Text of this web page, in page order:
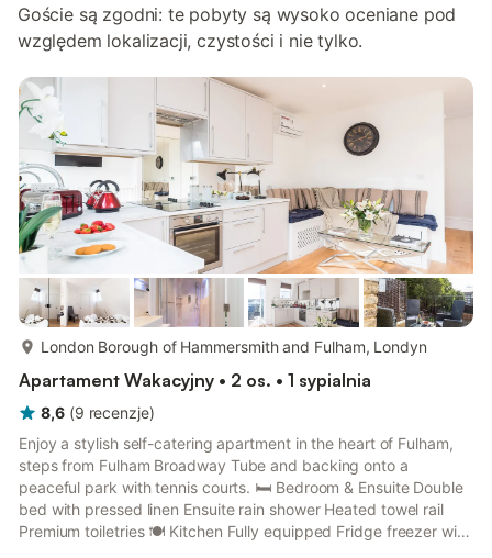
Goście są zgodni: te pobyty są wysoko oceniane pod
względem lokalizacji, czystości i nie tylko.
więcej...
London Borough of Hammersmith and Fulham, Londyn
Apartament Wakacyjny • 2 os. • 1 sypialnia
8,6 (9 recenzje)
Enjoy a stylish self-catering apartment in the heart of Fulham,
steps from Fulham Broadway Tube and backing onto a
peaceful park with tennis courts. 🛏 Bedroom & Ensuite Double
bed with pressed linen Ensuite rain shower Heated towel rail
Premium toiletries 🍽 Kitchen Fully equipped Fridge freezer with